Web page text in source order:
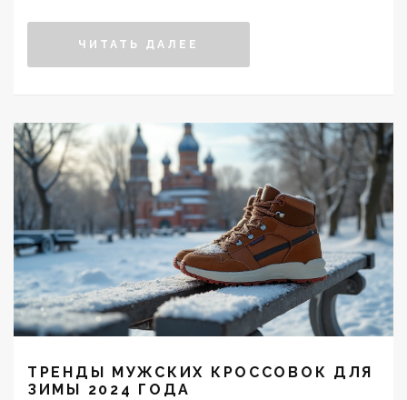
фактов о мужской зимней обуви.
ЧИТАТЬ ДАЛЕЕ
ТРЕНДЫ МУЖСКИХ КРОССОВОК ДЛЯ
ЗИМЫ 2024 ГОДА